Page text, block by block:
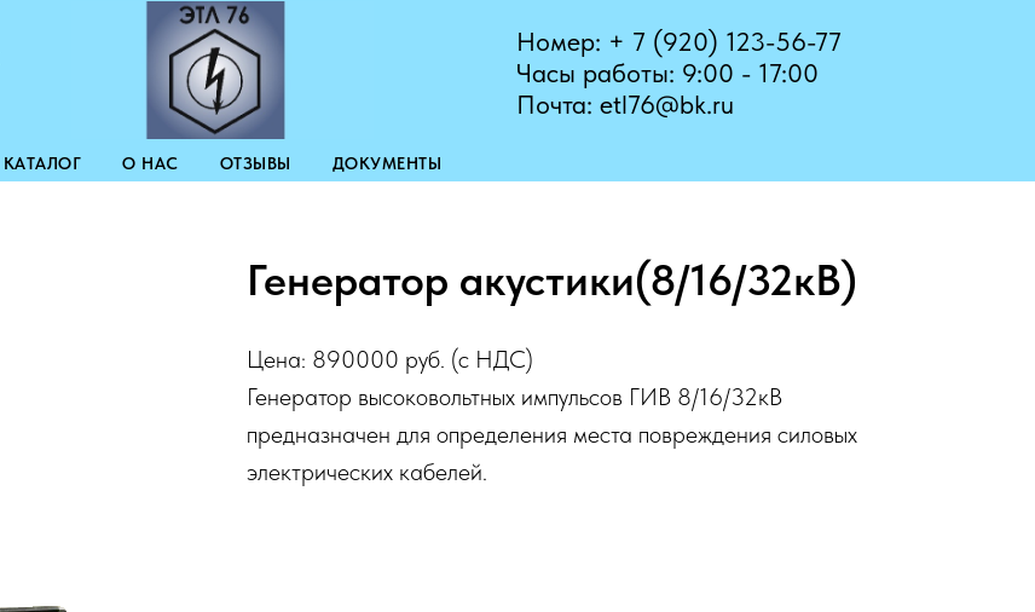
Номер: + 7 (920) 123-56-77
Часы работы: 9:00 - 17:00
Почта: etl76@bk.ru
КАТАЛОГ О НАС ОТЗЫВЫ ДОКУМЕНТЫ
Генератор акустики(8/16/32кВ)
Цена: 890000 руб. (с НДС)
Генератор высоковольтных импульсов ГИВ 8/16/32кВ
предназначен для определения места повреждения силовых
электрических кабелей.